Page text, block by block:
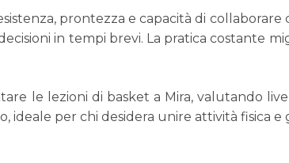
prontezza e capacità di
in tempi brevi. La pratica costante
le lezioni di basket a Mira, valutando
ideale per chi desidera unire attività fisica e